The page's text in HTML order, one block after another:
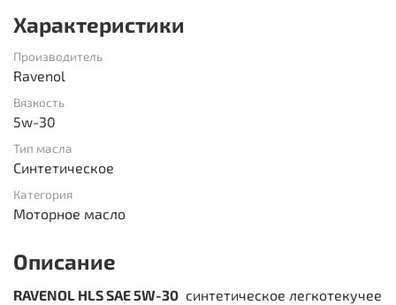
Характеристики
Производитель
Ravenol
Вязкость
5w-30
Тип масла
Синтетическое
Категория
Моторное масло
Описание
RAVENOL HLS SAE 5W-30 синтетическое легкотекучее